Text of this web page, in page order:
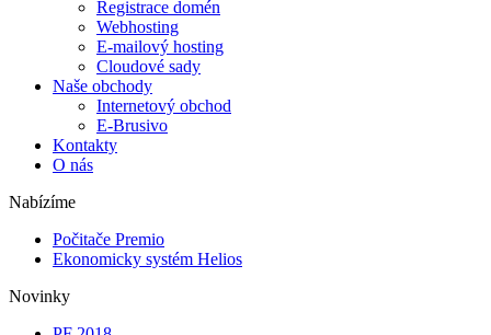
Registrace domén
Webhosting
E-mailový hosting
Cloudové sady
Naše obchody
Internetový obchod
E-Brusivo
Kontakty
O nás
Nabízíme
Počitače Premio
Ekonomicky systém Helios
Novinky